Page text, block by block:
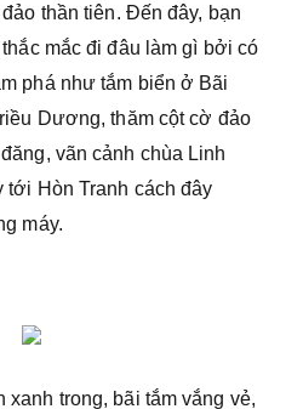
thần tiên. Đến đây, bạn
mắc đi đâu làm gì bởi có
phá như tắm biển ở Bãi
Dương, thăm cột cờ đảo
vãn cảnh chùa Linh
tới Hòn Tranh cách đây
máy.
trong, bãi tắm vắng vẻ,